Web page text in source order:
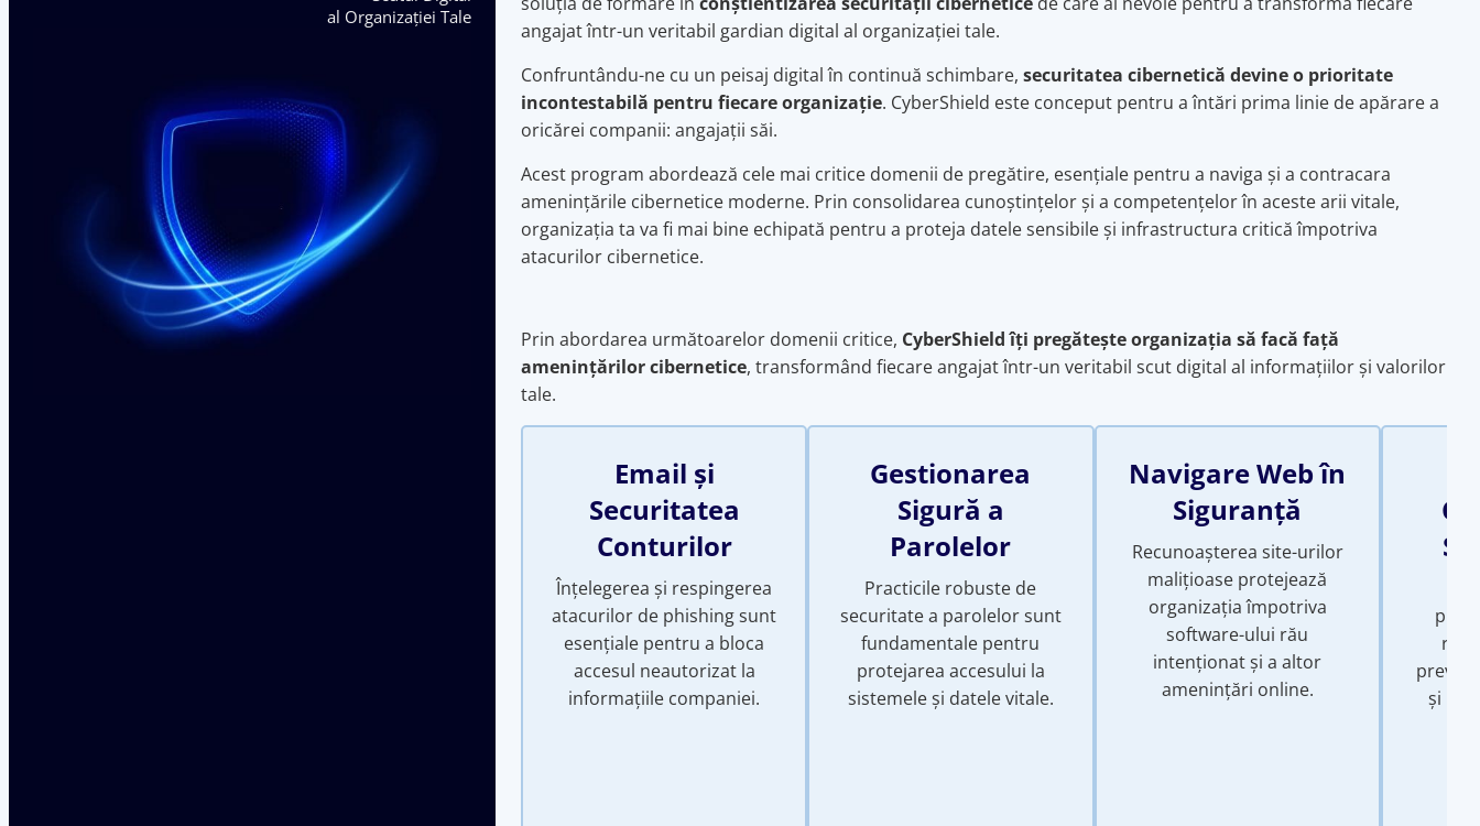
al Organizației Tale
angajat într-un veritabil gardian digital al organizației tale.
Confruntându-ne cu un peisaj digital în continuă schimbare, securitatea cibernetică devine o prioritate
incontestabilă pentru fiecare organizație. CyberShield este conceput pentru a întări prima linie de apărare a
oricărei companii: angajații săi.
Acest program abordează cele mai critice domenii de pregătire, esențiale pentru a naviga și a contracara
amenințările cibernetice moderne. Prin consolidarea cunoștințelor și a competențelor în aceste arii vitale,
organizația ta va fi mai bine echipată pentru a proteja datele sensibile și infrastructura critică împotriva
atacurilor cibernetice.
Prin abordarea următoarelor domenii critice, CyberShield îți pregătește organizația să facă față
amenințărilor cibernetice, transformând fiecare angajat într-un veritabil scut digital al informațiilor și valorilor
tale.
Email și
Securitatea
Conturilor
Înțelegerea și respingerea
atacurilor de phishing sunt
esențiale pentru a bloca
accesul neautorizat la
informațiile companiei.
Gestionarea
Sigură a
Parolelor
Practicile robuste de
securitate a parolelor sunt
fundamentale pentru
protejarea accesului la
sistemele și datele vitale.
Navigare Web în
Siguranță
Recunoașterea site-urilor
malițioase protejează
organizația împotriva
software-ului rău
intenționat și a altor
amenințări online.
și pot